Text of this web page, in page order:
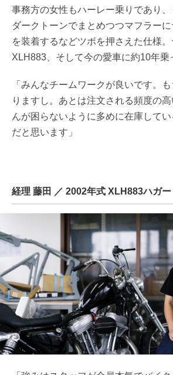
事務方の女性もハーレー乗りであり
ダークトーンでまとめつつマフラー
を装着するなどツボを押さえた仕様。
XLH883、そして今の愛車に約10年乗
「みんなチームワークが良いです。
りますし。あとは注文される頻度の
んが困らないように多めに在庫して
だと思います」
経理 藤田 ／ 2002年式 XLH883ハガー